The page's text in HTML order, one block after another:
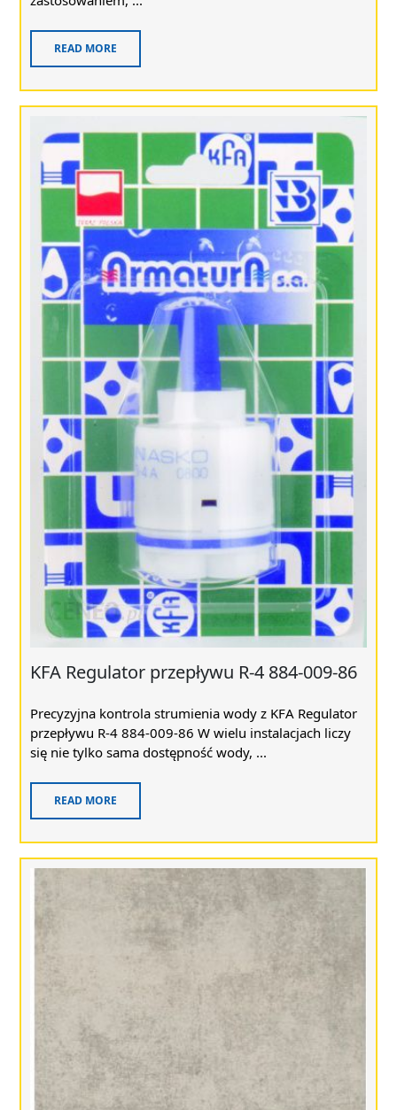
READ MORE
KFA Regulator przepływu R-4 884-009-86
Precyzyjna kontrola strumienia wody z KFA Regulator
przepływu R-4 884-009-86 W wielu instalacjach liczy
się nie tylko sama dostępność wody, ...
READ MORE